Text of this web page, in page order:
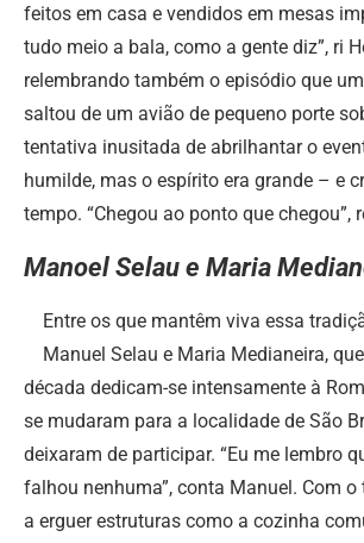
feitos em casa e vendidos em mesas
tudo meio a bala, como a gente diz”, ri
relembrando também o episódio que
saltou de um avião de pequeno porte
tentativa inusitada de abrilhantar o
humilde, mas o espírito era grande – e
tempo. “Chegou ao ponto que chegou”,
Manoel Selau e Maria
Entre os que mantêm viva essa
Manuel Selau e Maria Medianeira,
década dedicam-se intensamente à
se mudaram para a localidade de São
deixaram de participar. “Eu me lembro
falhou nenhuma”, conta Manuel. Com
a erguer estruturas como a cozinha